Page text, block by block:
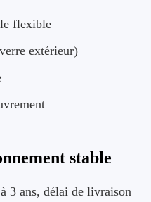
flexible
extérieur)
stable
3 ans, délai de livraison